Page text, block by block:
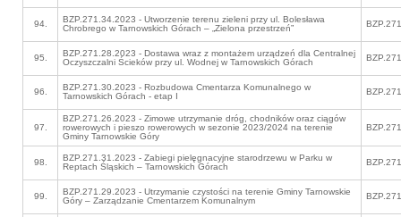
94.
BZP.271.34.2023 - Utworzenie terenu zieleni przy ul. Bolesława
Chrobrego w Tarnowskich Górach – „Zielona przestrzeń”
95.
BZP.271.28.2023 - Dostawa wraz z montażem urządzeń dla Centralnej
Oczyszczalni Ścieków przy ul. Wodnej w Tarnowskich Górach
96.
BZP.271.30.2023 - Rozbudowa Cmentarza Komunalnego w
Tarnowskich Górach - etap I
97.
BZP.271.26.2023 - Zimowe utrzymanie dróg, chodników oraz ciągów
rowerowych i pieszo rowerowych w sezonie 2023/2024 na terenie
Gminy Tarnowskie Góry
98.
BZP.271.31.2023 - Zabiegi pielęgnacyjne starodrzewu w Parku w
Reptach Śląskich – Tarnowskich Górach
99.
BZP.271.29.2023 - Utrzymanie czystości na terenie Gminy Tarnowskie
Góry – Zarządzanie Cmentarzem Komunalnym